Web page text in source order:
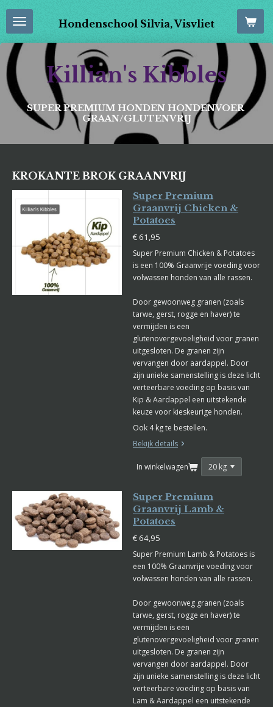
Ga
direct
naar
de
hoofdinhoud
Hondenschool Silvia, Visvliet
Killian's Kibbles
SUPER PREMIUM HONDEN HONDENVOER
GRAAN/GLUTENVRIJ
KROKANTE BROK GRAANVRIJ
Super Premium
Graanvrij Chicken &
Potatoes
€ 61,95
Super Premium Chicken & Potatoes
is een 100% Graanvrije voeding voor
volwassen honden van alle rassen.
Door gewoonweg granen (zoals
tarwe, gerst, rogge en haver) te
vermijden is een
glutenovergevoeligheid voor granen
uitgesloten. De granen zijn
vervangen door aardappel. Door
zijn unieke samenstelling is deze licht
verteerbare voeding op basis van
Kip & Aardappel een uitstekende
keuze voor kieskeurige honden.
Ook 4 kg te bestellen.
Bekijk details
In winkelwagen
Super Premium
Graanvrij Lamb &
Potatoes
€ 64,95
Super Premium Lamb & Potatoes is
een 100% Graanvrije voeding voor
volwassen honden van alle rassen.
Door gewoonweg granen (zoals
tarwe, gerst, rogge en haver) te
vermijden is een
glutenovergevoeligheid voor granen
uitgesloten. De granen zijn
vervangen door aardappel. Door
zijn unieke samenstelling is deze licht
verteerbare voeding op basis van
Lam & Aardappel een uitstekende